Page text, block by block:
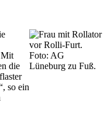
Mit
die
so ein